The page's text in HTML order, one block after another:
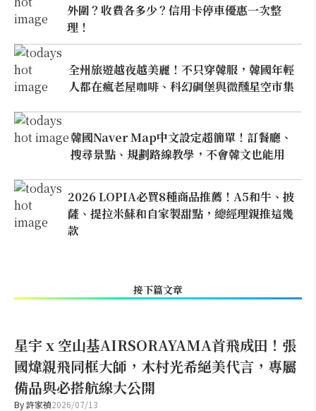
外圍？收費各多少？信用卡停車優惠一次整
理！
全州旅遊越夜越美麗！不只穿韓服，韓國年輕
人都在瘋老屋咖啡、科幻碉堡與微醺星空市集
韓國Naver Map中文設定超簡單！訂餐廳、
搜尋景點、規劃路線教學，不會韓文也能用
2026 LOPIA必買8種商品推薦！A5和牛、披
薩、提拉米蘇和自家製甜點，總經理親推這幾
款
接下篇文章
星宇 x 空山基AIRSORAYAMA首飛成田！張
國煒親飛同框大師，木村光希絕美代言，專屬
備品與必搭航線大公開
By許家禎2026/07/13